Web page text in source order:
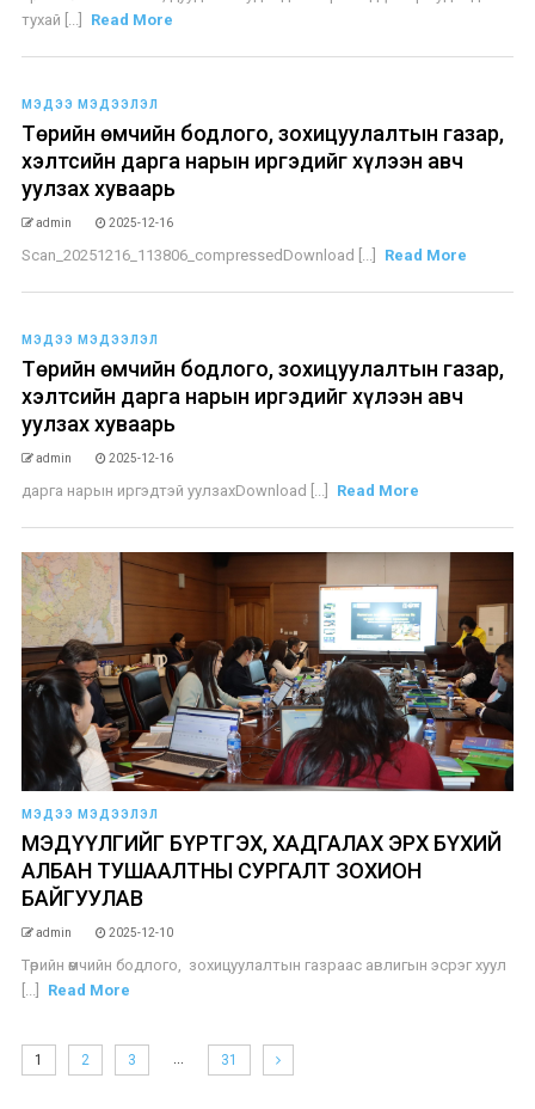
тухай [...]
Read More
МЭДЭЭ МЭДЭЭЛЭЛ
Төрийн өмчийн бодлого, зохицуулалтын газар,
хэлтсийн дарга нарын иргэдийг хүлээн авч
уулзах хуваарь
admin 2025-12-16
Scan_20251216_113806_compressedDownload [...] Read More
МЭДЭЭ МЭДЭЭЛЭЛ
Төрийн өмчийн бодлого, зохицуулалтын газар,
хэлтсийн дарга нарын иргэдийг хүлээн авч
уулзах хуваарь
admin 2025-12-16
дарга нарын иргэдтэй уулзахDownload [...] Read More
МЭДЭЭ МЭДЭЭЛЭЛ
МЭДҮҮЛГИЙГ БҮРТГЭХ, ХАДГАЛАХ ЭРХ БҮХИЙ
АЛБАН ТУШААЛТНЫ СУРГАЛТ ЗОХИОН
БАЙГУУЛАВ
admin 2025-12-10
Төрийн өмчийн бодлого, зохицуулалтын газраас авлигын эсрэг хуул
[...]
Read More
1 2 3 … 31